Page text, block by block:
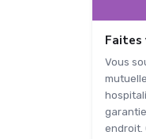
Faites
Vous
endroit.